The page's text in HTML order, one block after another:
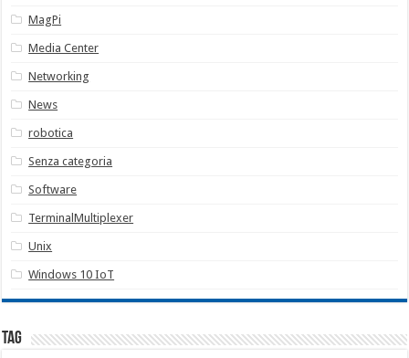
MagPi
Media Center
Networking
News
robotica
Senza categoria
Software
TerminalMultiplexer
Unix
Windows 10 IoT
Tag